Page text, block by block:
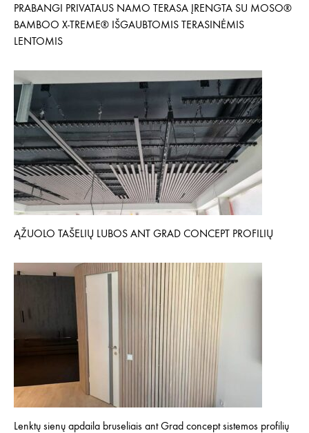
PRABANGI PRIVATAUS NAMO TERASA ĮRENGTA SU MOSO®
BAMBOO X-TREME® IŠGAUBTOMIS TERASINĖMIS
LENTOMIS
ĄŽUOLO TAŠELIŲ LUBOS ANT GRAD CONCEPT PROFILIŲ
Lenktų sienų apdaila bruseliais ant Grad concept sistemos profilių